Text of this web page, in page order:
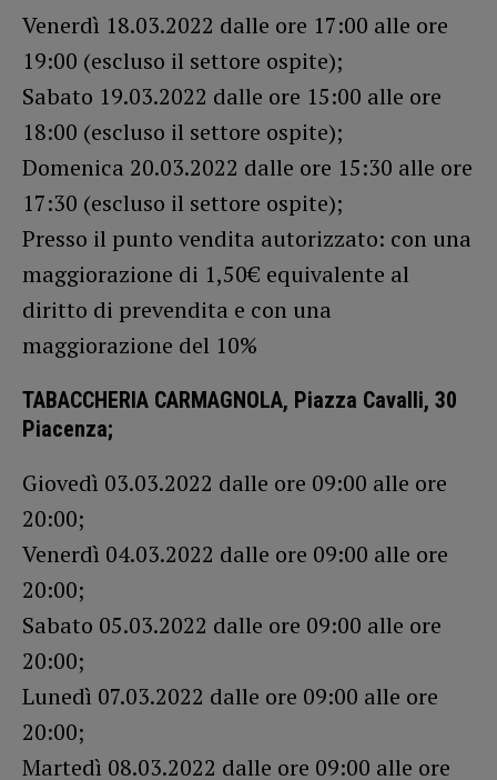
Venerdì 18.03.2022 dalle ore 17:00 alle ore
19:00 (escluso il settore ospite);
Sabato 19.03.2022 dalle ore 15:00 alle ore
18:00 (escluso il settore ospite);
Domenica 20.03.2022 dalle ore 15:30 alle ore
17:30 (escluso il settore ospite);
Presso il punto vendita autorizzato: con una
maggiorazione di 1,50€ equivalente al
diritto di prevendita e con una
maggiorazione del 10%
TABACCHERIA CARMAGNOLA, Piazza Cavalli, 30
Piacenza;
Giovedì 03.03.2022 dalle ore 09:00 alle ore
20:00;
Venerdì 04.03.2022 dalle ore 09:00 alle ore
20:00;
Sabato 05.03.2022 dalle ore 09:00 alle ore
20:00;
Lunedì 07.03.2022 dalle ore 09:00 alle ore
20:00;
Martedì 08.03.2022 dalle ore 09:00 alle ore